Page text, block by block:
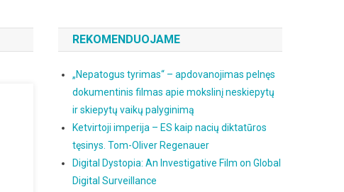
REKOMENDUOJAME
„Nepatogus tyrimas“ – apdovanojimas pelnęs
dokumentinis filmas apie mokslinį neskiepytų
ir skiepytų vaikų palyginimą
Ketvirtoji imperija – ES kaip nacių diktatūros
tęsinys. Tom-Oliver Regenauer
Digital Dystopia: An Investigative Film on Global
Digital Surveillance